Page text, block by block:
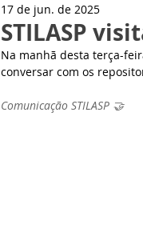
STILASP
17 de jun. de 2025
Na manhã desta terça-
conversar com os
Comunicação STILASP 🤝